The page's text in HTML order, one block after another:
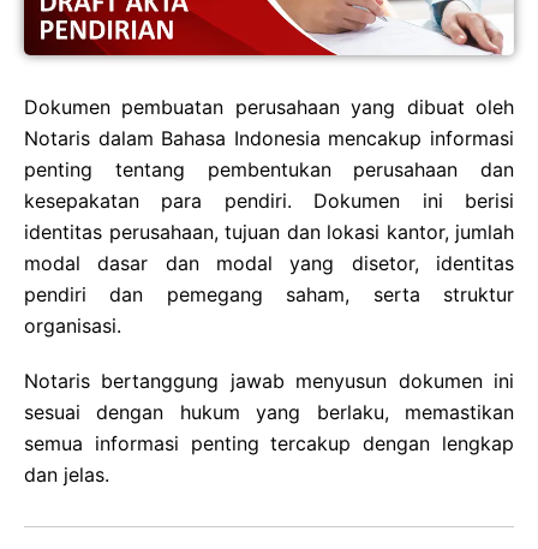
Dokumen pembuatan perusahaan yang dibuat oleh
Notaris dalam Bahasa Indonesia mencakup informasi
penting tentang pembentukan perusahaan dan
kesepakatan para pendiri. Dokumen ini berisi
identitas perusahaan, tujuan dan lokasi kantor, jumlah
modal dasar dan modal yang disetor, identitas
pendiri dan pemegang saham, serta struktur
organisasi.
Notaris bertanggung jawab menyusun dokumen ini
sesuai dengan hukum yang berlaku, memastikan
semua informasi penting tercakup dengan lengkap
dan jelas.